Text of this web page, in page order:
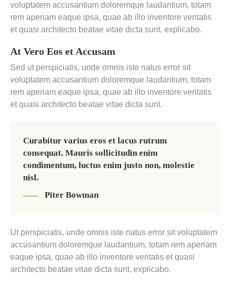
voluptatem accusantium doloremque laudantium, totam
rem aperiam eaque ipsa, quae ab illo inventore veritatis
et quasi architecto beatae vitae dicta sunt, explicabo.
At Vero Eos et Accusam
Sed ut perspiciatis, unde omnis iste natus error sit
voluptatem accusantium doloremque laudantium, totam
rem aperiam eaque ipsa, quae ab illo inventore veritatis
et quasi architecto beatae vitae dicta sunt.
Curabitur varius eros et lacus rutrum
consequat. Mauris sollicitudin enim
condimentum, luctus enim justo non, molestie
nisl.
Piter Bowman
Ut perspiciatis, unde omnis iste natus error sit voluptatem
accusantium doloremque laudantium, totam rem aperiam
eaque ipsa, quae ab illo inventore veritatis et quasi
architecto beatae vitae dicta sunt, explicabo.